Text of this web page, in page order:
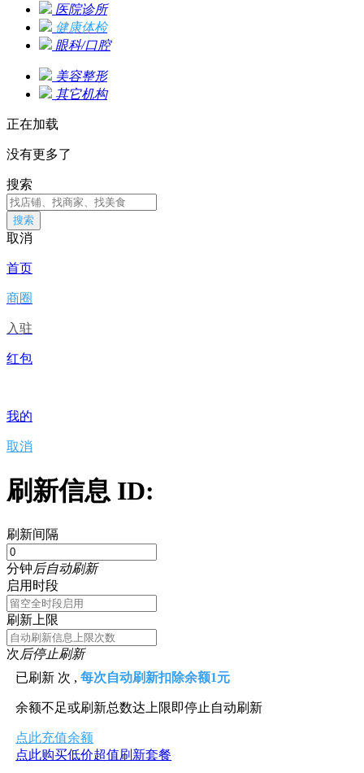
医院诊所
健康体检
眼科/口腔
美容整形
其它机构
正在加载
没有更多了
搜索
搜索
取消
首页
商圈
入驻
红包
我的
取消
刷新信息 ID:
刷新间隔
分钟后自动刷新
启用时段
刷新上限
次后停止刷新
已刷新 次 ,每次自动刷新扣除余额1元
余额不足或刷新总数达上限即停止自动刷新
点此充值余额
点此购买低价超值刷新套餐